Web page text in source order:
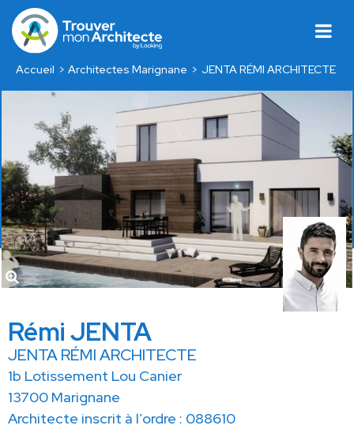
Accueil Architectes Marignane JENTA RÉMI ARCHITECTE
Rémi JENTA
JENTA RÉMI ARCHITECTE
1b Lotissement Lou Canier
13700 Marignane
Architecte inscrit à l’ordre : 088610